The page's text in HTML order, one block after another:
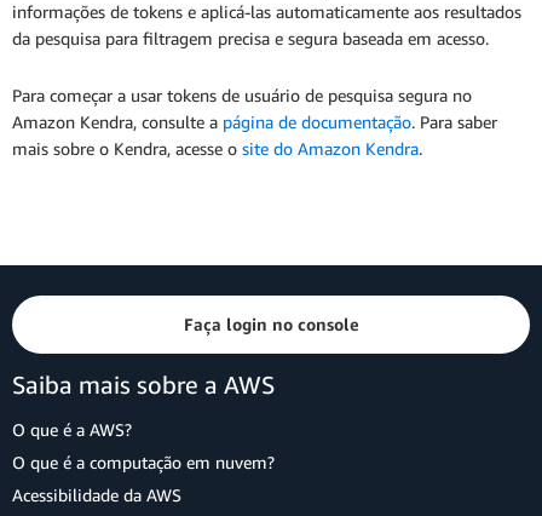
informações de tokens e aplicá-las automaticamente aos resultados
da pesquisa para filtragem precisa e segura baseada em acesso.
Para começar a usar tokens de usuário de pesquisa segura no
Amazon Kendra, consulte a página de documentação. Para saber
mais sobre o Kendra, acesse o site do Amazon Kendra.
Faça login no console
Saiba mais sobre a AWS
O que é a AWS?
O que é a computação em nuvem?
Acessibilidade da AWS